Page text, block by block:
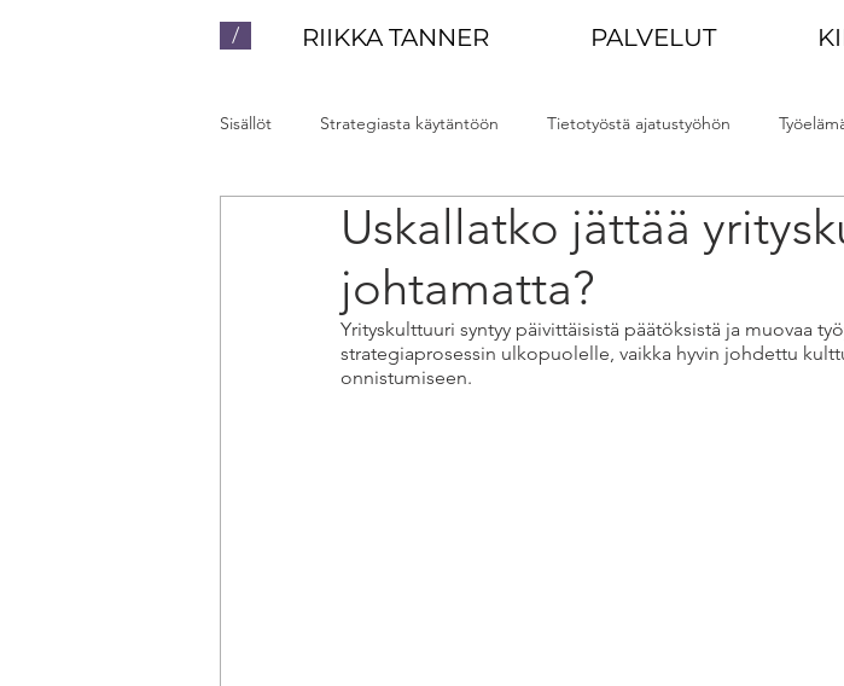
/ RIIKKA TANNER PALVELUT
Sisällöt Strategiasta käytäntöön Tietotyöstä ajatustyöhön
Luennot ja valmennukset Yhteiskunta Muutoskyvykkyys
Uskallatko jättää
johtamatta?
Yrityskulttuuri syntyy päivittäisistä päätöksistä ja muovaa
strategiaprosessin ulkopuolelle, vaikka hyvin johdettu
onnistumiseen.